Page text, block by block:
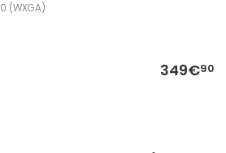
(WXGA)
349€90